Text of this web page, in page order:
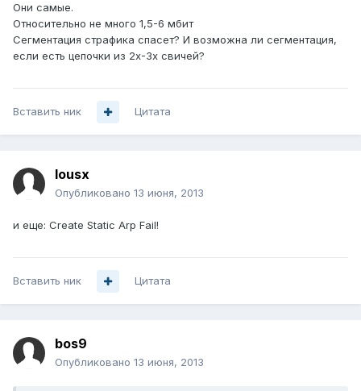
Они самые.
Относительно не много 1,5-6 мбит
Сегментация страфика спасет? И возможна ли сегментация,
если есть цепочки из 2х-3х свичей?
Вставить ник Цитата
lousx
Опубликовано 13 июня, 2013
и еще: Create Static Arp Fail!
Вставить ник Цитата
bos9
Опубликовано 13 июня, 2013